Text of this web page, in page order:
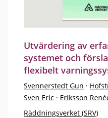
Utvärdering av
systemet och
flexibelt
Svennerstedt Gun ·
Sven Eric · Eriksson
Räddningsverket (SRV)